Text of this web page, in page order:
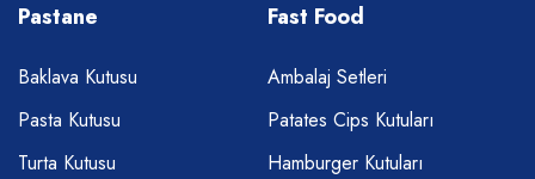
Pastane
Baklava Kutusu
Pasta Kutusu
Turta Kutusu
Fast Food
Ambalaj Setleri
Patates Cips Kutuları
Hamburger Kutuları